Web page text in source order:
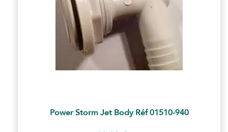
Power Storm Jet Body Réf 01510-940